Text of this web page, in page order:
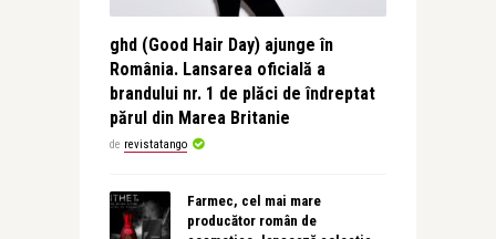
ghd (Good Hair Day) ajunge în
România. Lansarea oficială a
brandului nr. 1 de plăci de îndreptat
părul din Marea Britanie
de revistatango
Farmec, cel mai mare
producător român de